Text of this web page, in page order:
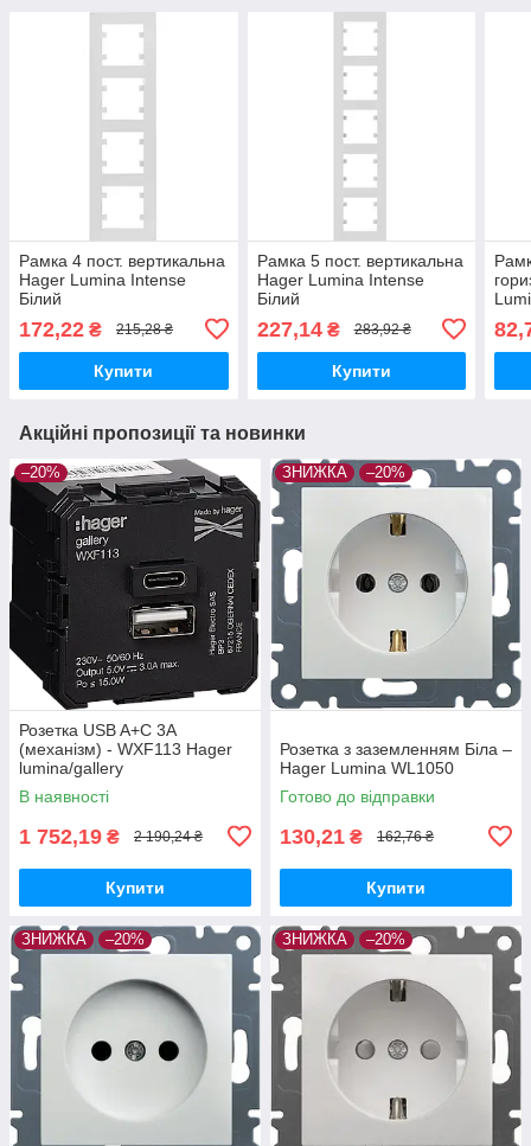
Рамка 4 пост. вертикальна
Hager Lumina Intense
Білий
172,22 ₴ 215,28 ₴
Купити
Рамка 5 пост. вертикальна
Hager Lumina Intense
Білий
227,14₴ 283,92 ₴
Купити
Акційні пропозиції та новинки
–20%
Розетка USB A+C 3A
(механізм) - WXF113 Hager
lumina/gallery
В наявності
1 752,19 ₴ 2 190,24 ₴
Купити
ЗНИЖКА –20%
Розетка з заземленням Біла –
Hager Lumina WL1050
Готово до відправки
130,21 ₴ 162,76 ₴
Купити
ЗНИЖКА –20% ЗНИЖКА –20%